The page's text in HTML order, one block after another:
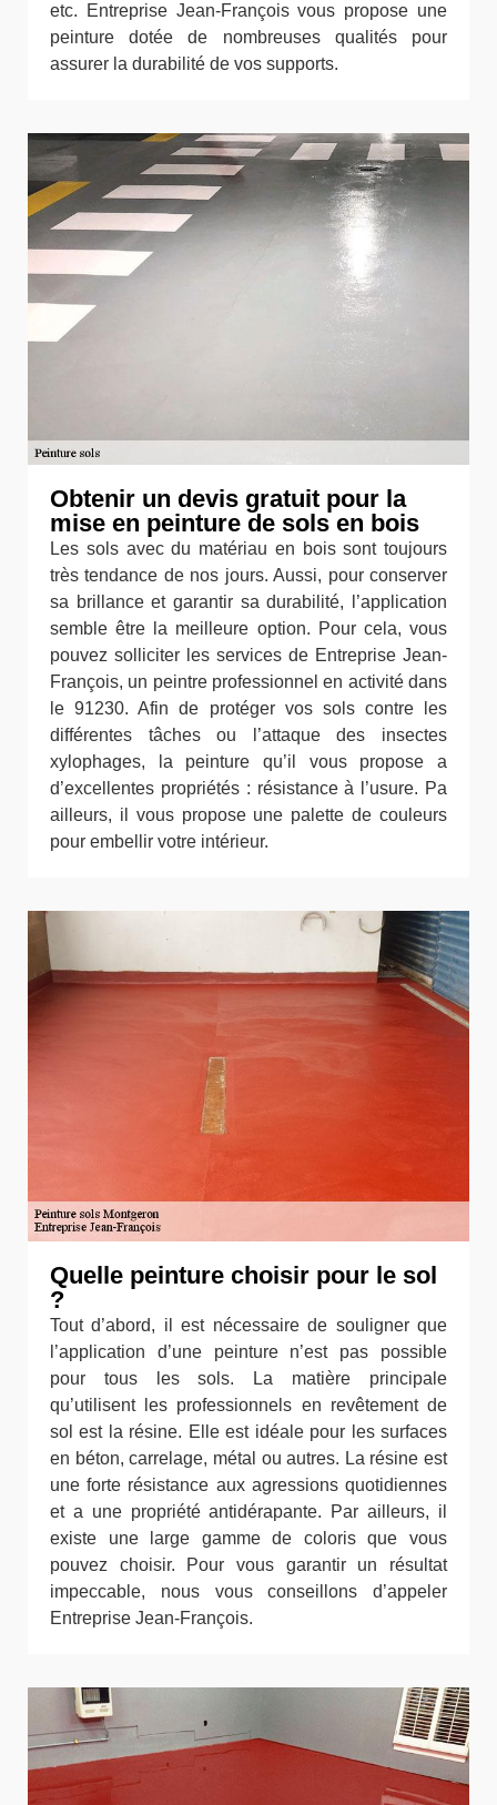
etc. Entreprise Jean-François vous propose une
peinture dotée de nombreuses qualités pour
assurer la durabilité de vos supports.
Obtenir un devis gratuit pour la
mise en peinture de sols en bois
Les sols avec du matériau en bois sont toujours
très tendance de nos jours. Aussi, pour conserver
sa brillance et garantir sa durabilité, l’application
semble être la meilleure option. Pour cela, vous
pouvez solliciter les services de Entreprise Jean-
François, un peintre professionnel en activité dans
le 91230. Afin de protéger vos sols contre les
différentes tâches ou l’attaque des insectes
xylophages, la peinture qu’il vous propose a
d’excellentes propriétés : résistance à l’usure. Pa
ailleurs, il vous propose une palette de couleurs
pour embellir votre intérieur.
Quelle peinture choisir pour le sol
?
Tout d’abord, il est nécessaire de souligner que
l’application d’une peinture n’est pas possible
pour tous les sols. La matière principale
qu’utilisent les professionnels en revêtement de
sol est la résine. Elle est idéale pour les surfaces
en béton, carrelage, métal ou autres. La résine est
une forte résistance aux agressions quotidiennes
et a une propriété antidérapante. Par ailleurs, il
existe une large gamme de coloris que vous
pouvez choisir. Pour vous garantir un résultat
impeccable, nous vous conseillons d’appeler
Entreprise Jean-François.